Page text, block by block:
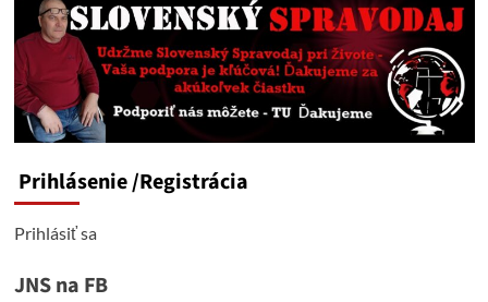
Prihlásenie/Registrácia
Prihlásiť sa
JNS na FB